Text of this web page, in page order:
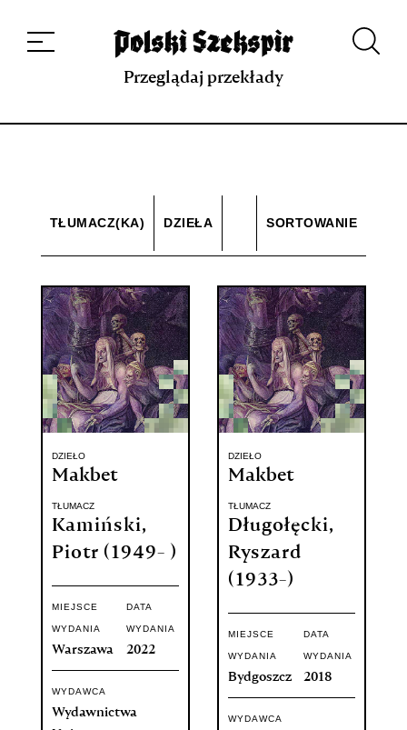
projekcie
Kontakt Indeks strony Aplikacja
Repozytorium XIX w.
Przeglądaj przekłady
TŁUMACZ(KA) DZIEŁA SORTOWANIE
DZIEŁO
Makbet
TŁUMACZ
Kamiński,
Piotr (1949- )
MIEJSCE
WYDANIA
Warszawa
DATA
WYDANIA
2022
WYDAWCA
Wydawnictwa
DZIEŁO
Makbet
TŁUMACZ
Długołęcki,
Ryszard
(1933-)
MIEJSCE
WYDANIA
Bydgoszcz
DATA
WYDANIA
2018
WYDAWCA